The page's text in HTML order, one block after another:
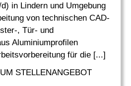
in Lindern und Umgebung
von technischen CAD-
, Tür- und
Aluminiumprofilen
für die [...]
STELLENANGEBOT